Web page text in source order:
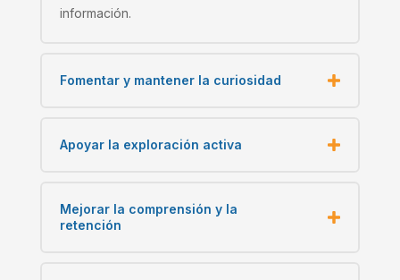
información.
Fomentar y mantener la curiosidad
Apoyar la exploración activa
Mejorar la comprensión y la
retención